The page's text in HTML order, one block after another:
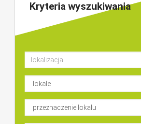
Kryteria wyszukiwania